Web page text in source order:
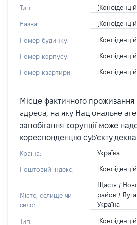
Тип:
Назва:
Номер будинку:
Номер корпусу:
Номер квартири:
Місце фактичного
адреса, на яку Національне
запобігання корупції може
кореспонденцію суб'єкту
Країна: Україна
Поштовий індекс:
Місто, селище чи
село:
Щастя /
район /
Україна
Тип: